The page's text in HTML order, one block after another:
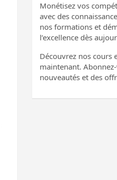
Monétisez vos
avec des
nos formations et
l’excellence dès
Découvrez nos cours
maintenant.
nouveautés et des